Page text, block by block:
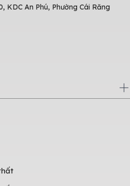
KDC An Phú, Phường Cái Răng